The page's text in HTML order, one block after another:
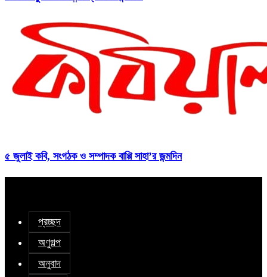
৫ জুলাই কবি, সংগঠক ও সম্পাদক বাপ্পি সাহা’র জন্মদিন
প্রচ্ছদ
অণুগল্প
অনুবাদ